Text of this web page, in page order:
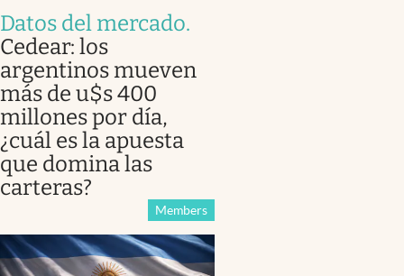
Datos del mercado.
Cedear: los
argentinos mueven
más de u$s 400
millones por día,
¿cuál es la apuesta
que domina las
carteras?
Members